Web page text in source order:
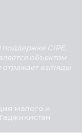
поддержке CIPE.
объектом
отражает взгляды
малого и